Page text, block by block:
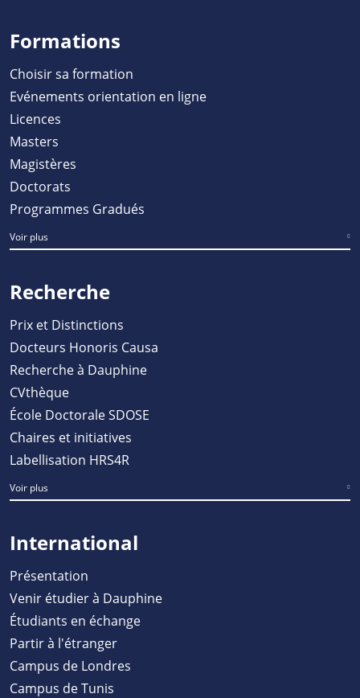
Formations
Choisir sa formation
Evénements orientation en ligne
Licences
Masters
Magistères
Doctorats
Programmes Gradués
Voir plus
Recherche
Prix et Distinctions
Docteurs Honoris Causa
Recherche à Dauphine
CVthèque
École Doctorale SDOSE
Chaires et initiatives
Labellisation HRS4R
Voir plus
International
Présentation
Venir étudier à Dauphine
Étudiants en échange
Partir à l'étranger
Campus de Londres
Campus de Tunis